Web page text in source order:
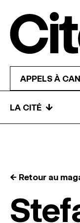
APPELS À
LA CITÉ ↓
← Retour au